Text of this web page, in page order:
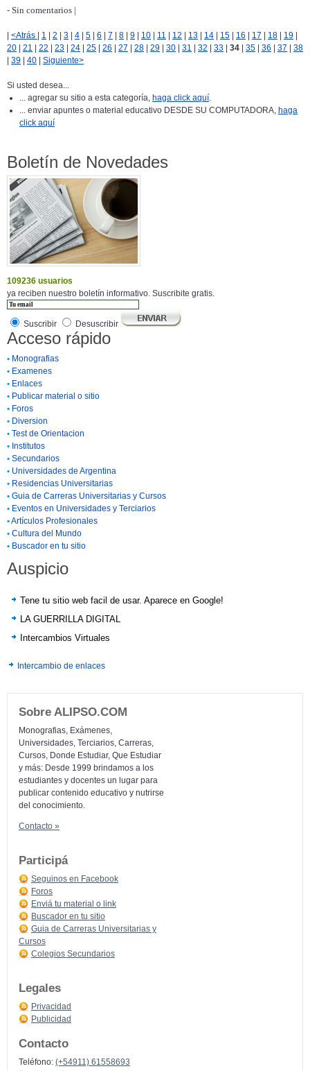
- Sin comentarios |
<Atrás 1 2 3 4 5 6 7 8 9 10 11 12 13 14 15 16 17 18 19
20
21 22 23 24 25 26 27 28 29 30 31 32 33 34 35 36 37
38
39 40 Siguiente>
Si usted desea...
... agregar su sitio a esta categoría, haga click aquí.
... enviar apuntes o material educativo DESDE SU COMPUTADORA, haga
click aquí
Boletín de Novedades
109236 usuarios
ya reciben nuestro boletín informativo. Suscribite gratis.
Suscribir Desuscribir
Acceso rápido
• Monografias
• Examenes
• Enlaces
• Publicar material o sitio
• Foros
• Diversion
• Test de Orientacion
• Institutos
• Secundarios
• Universidades de Argentina
• Residencias Universitarias
• Guia de Carreras Universitarias y Cursos
• Eventos en Universidades y Terciarios
•Artículos Profesionales
• Cultura del Mundo
• Buscador en tu sitio
Auspicio
Tene tu sitio web facil de usar. Aparece en Google!
LA GUERRILLA DIGITAL
Intercambios Virtuales
Intercambio de enlaces
Sobre ALIPSO.COM
Monografias, Exámenes,
Universidades, Terciarios, Carreras,
Cursos, Donde Estudiar, Que Estudiar
y más: Desde 1999 brindamos a los
estudiantes y docentes un lugar para
publicar contenido educativo y nutrirse
del conocimiento.
Contacto »
Participá
Seguinos en Facebook
Foros
Enviá tu material o link
Buscador en tu sitio
Guia de Carreras Universitarias y
Cursos
Colegios Secundarios
Legales
Privacidad
Publicidad
Contacto
Teléfono: (+54911) 61558693